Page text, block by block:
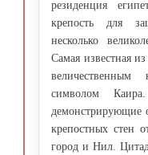
резиденция
крепость для
несколько
Самая известная
символом
демонстрирующие
крепостных стен
город и Нил.